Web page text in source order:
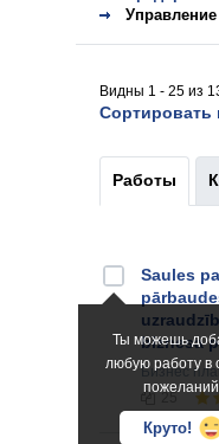
Управление
Видны 1 - 25 из
Сортировать
Работы
Ты можешь
любую работу в
Круто!
Saules
biznesa
Бизнес